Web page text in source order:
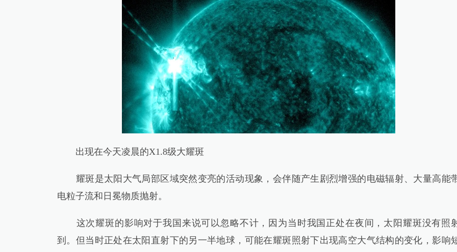
出现在今天凌晨的X1.8级大耀斑
耀斑是太阳大气局部区域突然变亮的活动现象，会伴随产生剧烈增强的电磁辐射、大量高能
电粒子流和日冕物质抛射。
这次耀斑的影响对于我国来说可以忽略不计，因为当时我国正处在夜间，太阳耀斑没有照
到。但当时正处在太阳直射下的另一半地球，可能在耀斑照射下出现高空大气结构的变化，影响